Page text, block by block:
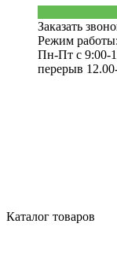
Заказать
Режим работы:
Пн-Пт с 9:00-
перерыв
Каталог товаров